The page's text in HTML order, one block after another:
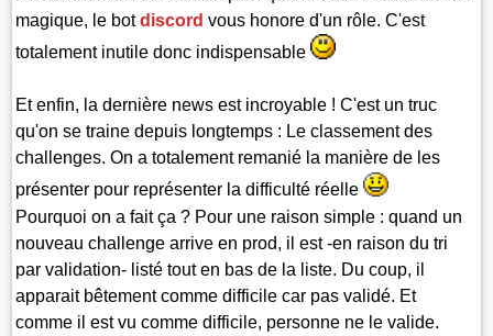
magique, le botdiscord vous honore d'un rôle. C'est
totalement inutile donc indispensable
Et enfin, la dernière news est incroyable ! C'est un truc
qu'on se traine depuis longtemps : Le classement des
challenges. On a totalement remanié la manière de les
présenter pour représenter la difficulté réelle
Pourquoi on a fait ça ? Pour une raison simple : quand un
nouveau challenge arrive en prod, il est -en raison du tri
par validation- listé tout en bas de la liste. Du coup, il
apparait bêtement comme difficile car pas validé. Et
comme il est vu comme difficile, personne ne le valide.